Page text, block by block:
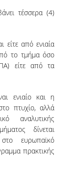
τέσσερα (4)
είτε από ενιαία
το τμήμα όσο
είτε από τα
ενιαίο και η
πτυχίο, αλλά
αναλυτικής
δίνεται
στο ευρωπαϊκό
πρακτικής